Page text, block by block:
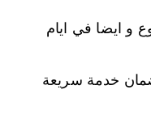
و ايضا في ايام
خدمة سريعة